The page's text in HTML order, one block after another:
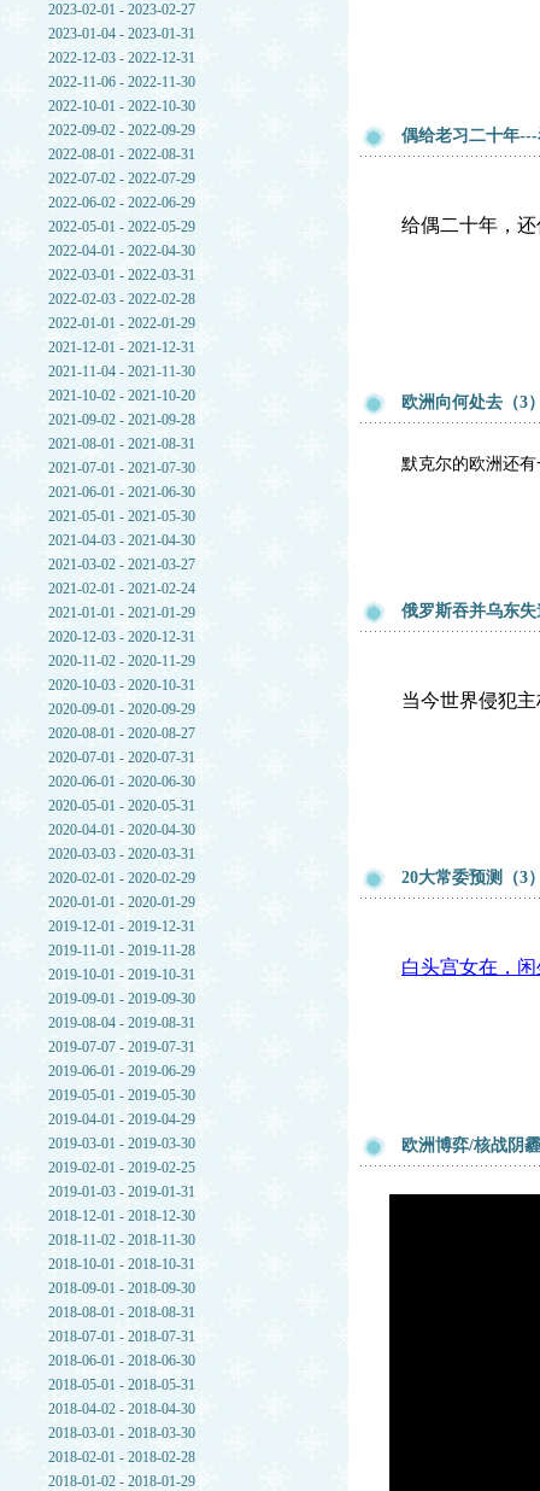
2023-02-01 - 2023-02-27
2023-01-04 - 2023-01-31
2022-12-03 - 2022-12-31
2022-11-06 - 2022-11-30
2022-10-01 - 2022-10-30
2022-09-02 - 2022-09-29
2022-08-01 - 2022-08-31
2022-07-02 - 2022-07-29
2022-06-02 - 2022-06-29
2022-05-01 - 2022-05-29
2022-04-01 - 2022-04-30
2022-03-01 - 2022-03-31
2022-02-03 - 2022-02-28
2022-01-01 - 2022-01-29
2021-12-01 - 2021-12-31
2021-11-04 - 2021-11-30
2021-10-02 - 2021-10-20
2021-09-02 - 2021-09-28
2021-08-01 - 2021-08-31
2021-07-01 - 2021-07-30
2021-06-01 - 2021-06-30
2021-05-01 - 2021-05-30
2021-04-03 - 2021-04-30
2021-03-02 - 2021-03-27
2021-02-01 - 2021-02-24
2021-01-01 - 2021-01-29
2020-12-03 - 2020-12-31
2020-11-02 - 2020-11-29
2020-10-03 - 2020-10-31
2020-09-01 - 2020-09-29
2020-08-01 - 2020-08-27
2020-07-01 - 2020-07-31
2020-06-01 - 2020-06-30
2020-05-01 - 2020-05-31
2020-04-01 - 2020-04-30
2020-03-03 - 2020-03-31
2020-02-01 - 2020-02-29
2020-01-01 - 2020-01-29
2019-12-01 - 2019-12-31
2019-11-01 - 2019-11-28
2019-10-01 - 2019-10-31
2019-09-01 - 2019-09-30
2019-08-04 - 2019-08-31
2019-07-07 - 2019-07-31
2019-06-01 - 2019-06-29
2019-05-01 - 2019-05-30
2019-04-01 - 2019-04-29
2019-03-01 - 2019-03-30
2019-02-01 - 2019-02-25
2019-01-03 - 2019-01-31
2018-12-01 - 2018-12-30
2018-11-02 - 2018-11-30
2018-10-01 - 2018-10-31
2018-09-01 - 2018-09-30
2018-08-01 - 2018-08-31
2018-07-01 - 2018-07-31
2018-06-01 - 2018-06-30
2018-05-01 - 2018-05-31
2018-04-02 - 2018-04-30
2018-03-01 - 2018-03-30
2018-02-01 - 2018-02-28
2018-01-02 - 2018-01-29
偶给老习二十年
给偶二十年，
欧洲向何处去（3
默克尔的欧洲还
俄罗斯吞并乌东
当今世界侵犯
20大常委预测（3
白头宫女在，
欧洲博弈/核战阴